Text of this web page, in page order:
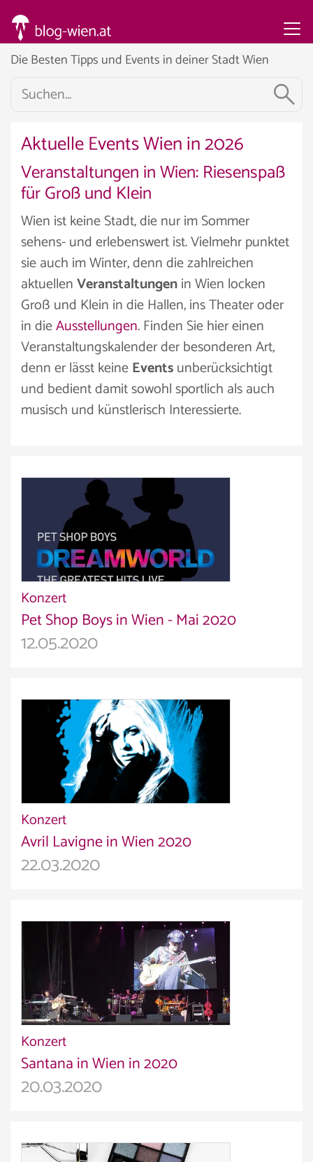
Die Besten Tipps und Events in deiner Stadt Wien
Aktuelle Events Wien in 2026
Veranstaltungen in Wien: Riesenspaß
für Groß und Klein
Wien ist keine Stadt, die nur im Sommer
sehens- und erlebenswert ist. Vielmehr punktet
sie auch im Winter, denn die zahlreichen
aktuellenVeranstaltungenin Wien locken
Groß und Klein in die Hallen, ins Theater oder
in dieAusstellungen. Finden Sie hier einen
Veranstaltungskalender der besonderen Art,
denn er lässt keineEventsunberücksichtigt
und bedient damit sowohl sportlich als auch
musisch und künstlerisch Interessierte.
Konzert
Pet Shop Boys in Wien - Mai 2020
12.05.2020
Konzert
Avril Lavigne in Wien 2020
22.03.2020
Konzert
Santana in Wien in 2020
20.03.2020